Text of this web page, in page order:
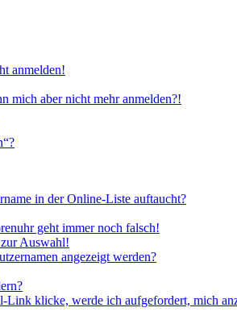
anmelden!
mich aber nicht mehr anmelden?!
in der Online-Liste auftaucht?
geht immer noch falsch!
Auswahl!
angezeigt werden?
Link klicke, werde ich aufgefordert, mich